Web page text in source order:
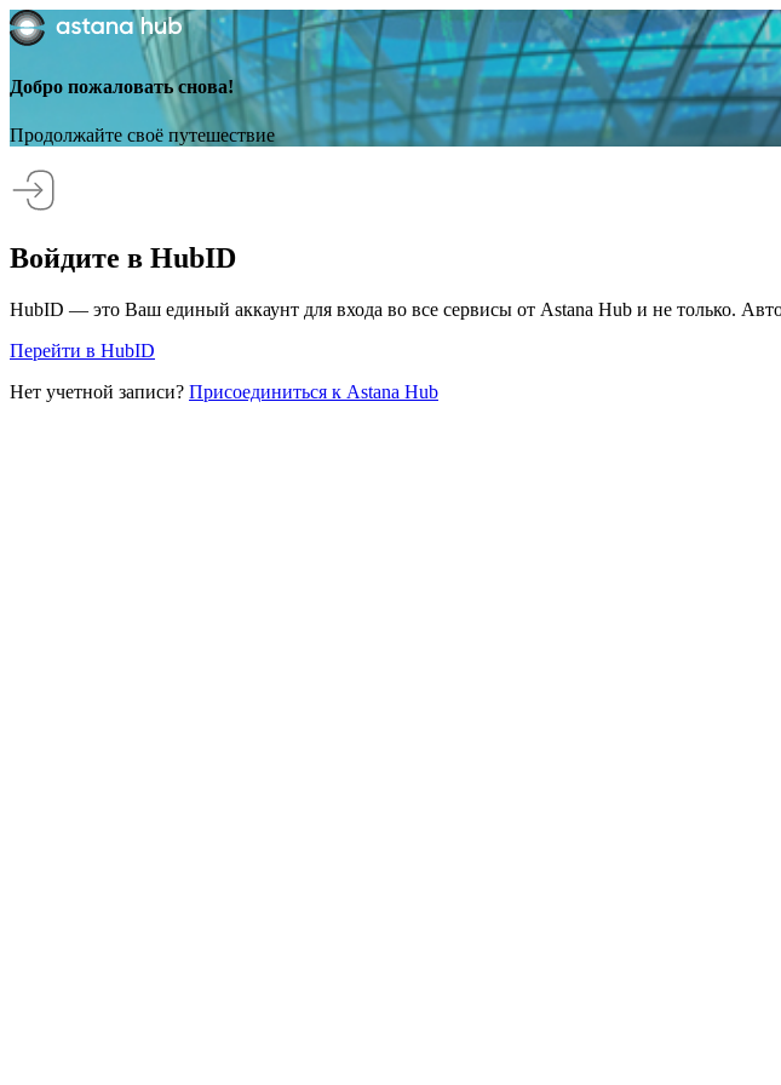
Добро пожаловать снова!
Продолжайте своё путешествие
Войдите в HubID
HubID — это Ваш единый аккаунт для входа во все сервисы от Astana Hub и не только.
Перейти в HubID
Нет учетной записи? Присоединиться к Astana Hub